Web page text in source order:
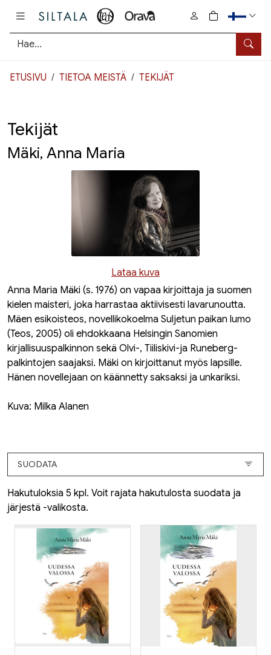
Hae
0
tuotetta
ETUSIVU TIETOA MEISTÄ TEKIJÄT
Tekijät
Mäki, Anna Maria
Lataa kuva
Anna Maria Mäki (s. 1976) on vapaa kirjoittaja ja suomen
kielen maisteri, joka harrastaa aktiivisesti lavarunoutta.
Mäen esikoisteos, novellikokoelma Suljetun paikan lumo
(Teos, 2005) oli ehdokkaana Helsingin Sanomien
kirjallisuuspalkinnon sekä Olvi-, Tiiliskivi-ja Runeberg-
palkintojen saajaksi. Mäki on kirjoittanut myös lapsille.
Hänen novellejaan on käännetty saksaksi ja unkariksi.
Kuva: Milka Alanen
SUODATA
Hakutuloksia 5 kpl. Voit rajata hakutulosta suodata ja
järjestä -valikosta.